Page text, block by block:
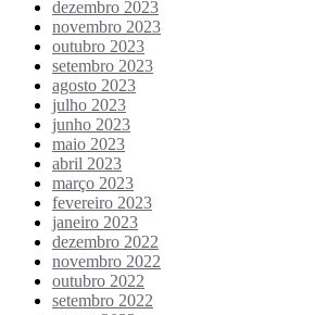
dezembro 2023
novembro 2023
outubro 2023
setembro 2023
agosto 2023
julho 2023
junho 2023
maio 2023
abril 2023
março 2023
fevereiro 2023
janeiro 2023
dezembro 2022
novembro 2022
outubro 2022
setembro 2022